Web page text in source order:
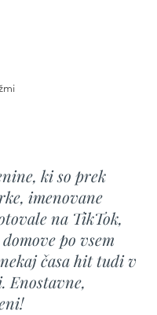
ki so prek
imenovane
na TikTok,
po vsem
časa hit tudi v
Enostavne,